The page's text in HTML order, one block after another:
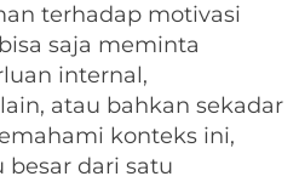
terhadap motivasi
saja meminta
internal,
atau bahkan sekadar
konteks ini,
besar dari satu